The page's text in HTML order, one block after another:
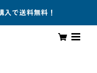
で送料無料！